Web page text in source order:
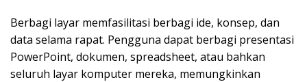
Berbagi layar memfasilitasi berbagi ide, konsep, dan
data selama rapat. Pengguna dapat berbagi presentasi
PowerPoint, dokumen, spreadsheet, atau bahkan
seluruh layar komputer mereka, memungkinkan